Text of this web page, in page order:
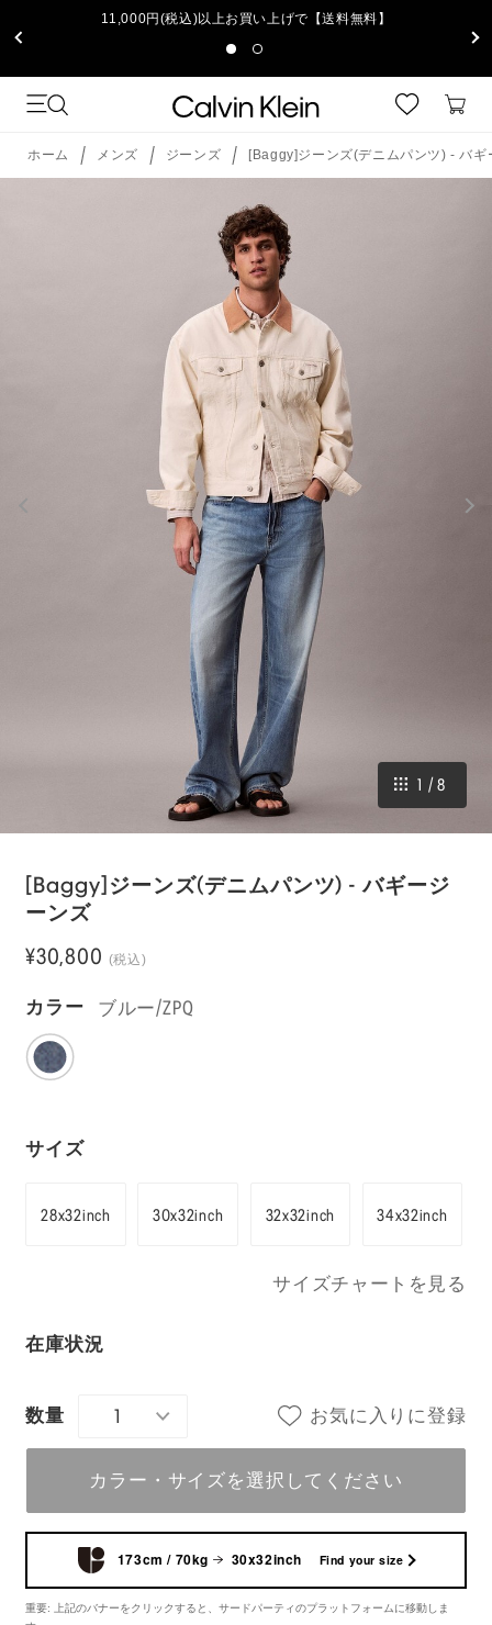
11,000円(税込)以上お買い上げで【送料無料】
ホーム メンズ ジーンズ [Baggy]ジーンズ(デニムパンツ) - バギ
1 / 8
[Baggy]ジーンズ(デニムパンツ) - バギージ
ーンズ
¥30,800 (税込)
カラー ブルー/ZPQ
サイズ
28x32inch 30x32inch 32x32inch 34x32inch
サイズチャートを見る
在庫状況
数量 1 お気に入りに登録
カラー・サイズを選択してください
173cm / 70kg 30x32inch Find your size
重要: 上記のバナーをクリックすると、サードパーティのプラットフォームに移動しま